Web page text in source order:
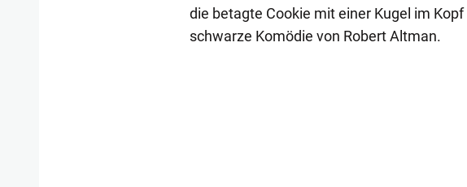
die betagte Cookie mit einer Kugel im
schwarze Komödie von Robert Altman.